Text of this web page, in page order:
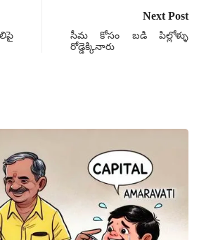
Next Post
సీమ కోసం బడి పిల్లోళ్ళు
రోడ్డెక్కినారు